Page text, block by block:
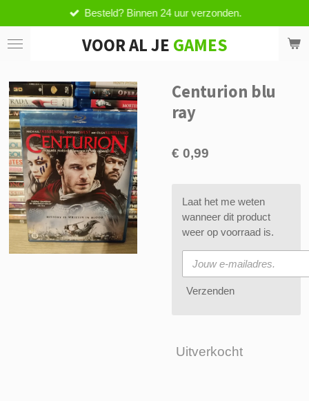
direct
naar
VOOR AL JE GAMES
Besteld? Binnen 24 uur verzonden.
Centurion blu
ray
€ 0,99
Laat het me weten
wanneer dit product
weer op voorraad is.
Verzenden
Uitverkocht